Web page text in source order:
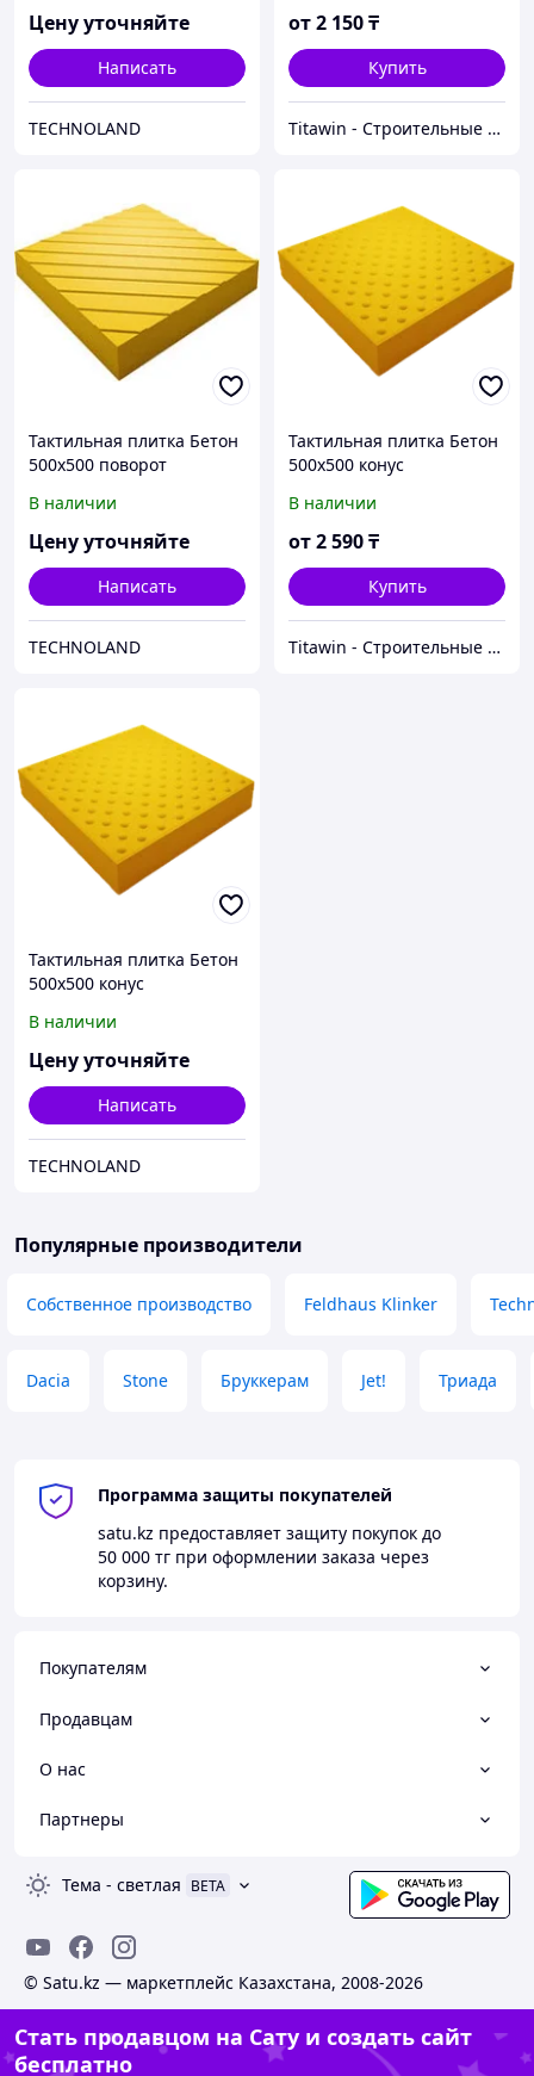
Цену уточняйте
Написать
TECHNOLAND
от2 150₸
Купить
Titawin - Строительные материалы и оборудование
Тактильная плитка Бетон
500х500 поворот
В наличии
Цену уточняйте
Написать
TECHNOLAND
Тактильная плитка Бетон
500х500 конус
В наличии
от2 590₸
Купить
Titawin - Строительные материалы и оборудование
Тактильная плитка Бетон
500х500 конус
В наличии
Цену уточняйте
Написать
TECHNOLAND
Популярные производители
Собственное производство Feldhaus Klinker
Dacia Stone Бруккерам Jet! Триада
Программа защиты покупателей
satu.kz предоставляет защиту покупок до
50 000 тг при оформлении заказа через
корзину.
Покупателям
Продавцам
О нас
Партнеры
Тема - светлая BETA
© Satu.kz — маркетплейс Казахстана, 2008-2026
Стать продавцом на Сату и создать сайт
бесплатно